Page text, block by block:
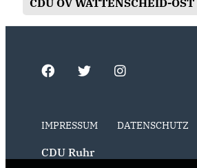
IMPRESSUM DATENSCHUTZ
CDU Ruhr